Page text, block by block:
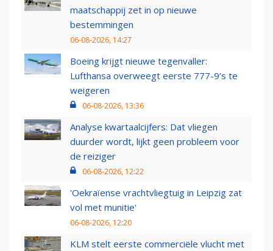
maatschappij zet in op nieuwe
bestemmingen
06-08-2026, 14:27
Boeing krijgt nieuwe tegenvaller:
Lufthansa overweegt eerste 777-9’s te
weigeren
06-08-2026, 13:36
Analyse kwartaalcijfers: Dat vliegen
duurder wordt, lijkt geen probleem voor
de reiziger
06-08-2026, 12:22
'Oekraïense vrachtvliegtuig in Leipzig zat
vol met munitie'
06-08-2026, 12:20
KLM stelt eerste commerciële vlucht met